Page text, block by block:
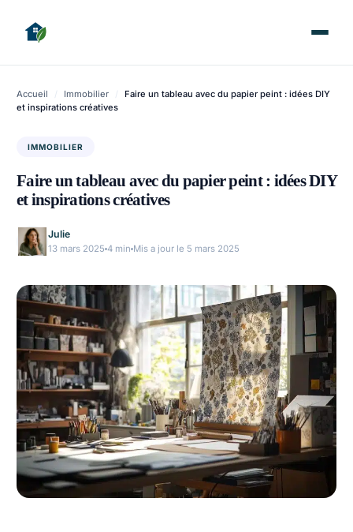
Accueil / Immobilier /
Faire un tableau avec du papier peint : idées DIY
et inspirations créatives
IMMOBILIER
Faire un tableau avec du papier peint : idées DIY
et inspirations créatives
Julie
13 mars 2025 4 min Mis a jour le 5 mars 2025